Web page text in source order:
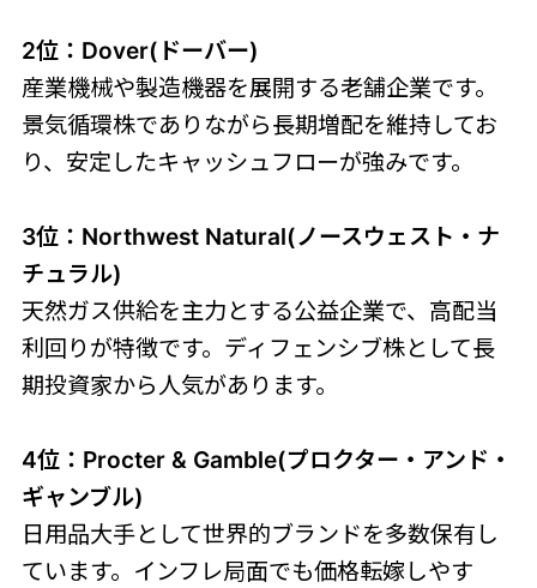
2位：Dover(ドーバー)
産業機械や製造機器を展開する老舗企業です。
景気循環株でありながら長期増配を維持してお
り、安定したキャッシュフローが強みです。
3位：Northwest Natural(ノースウェスト・ナ
チュラル)
天然ガス供給を主力とする公益企業で、高配当
利回りが特徴です。ディフェンシブ株として長
期投資家から人気があります。
4位：Procter & Gamble(プロクター・アンド・
ギャンブル)
日用品大手として世界的ブランドを多数保有し
ています。インフレ局面でも価格転嫁しやす